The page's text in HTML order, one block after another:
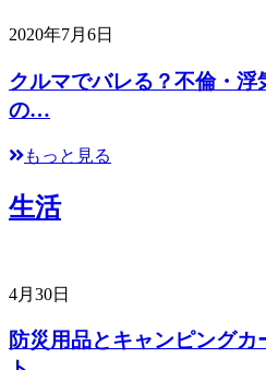
2020年7月6日
クルマでバレる？不倫・浮
の…
もっと見る
生活
4月30日
防災用品とキャンピング